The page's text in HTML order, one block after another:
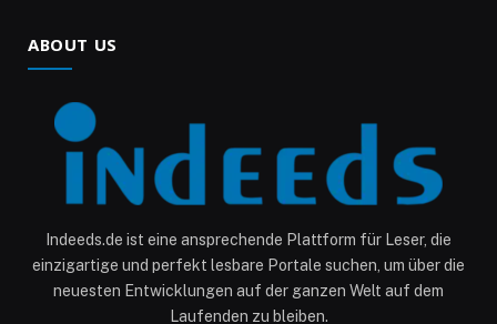
ABOUT US
Indeeds.de ist eine ansprechende Plattform für Leser, die
einzigartige und perfekt lesbare Portale suchen, um über die
neuesten Entwicklungen auf der ganzen Welt auf dem
Laufenden zu bleiben.